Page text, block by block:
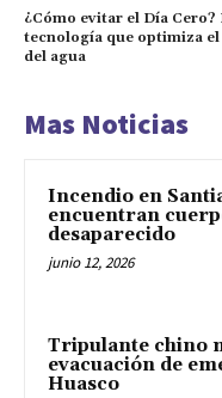
¿Cómo evitar el Día Cero?
tecnología que optimiza el
del agua
Mas Noticias
Incendio en
encuentran
desaparecido
junio 12, 2026
Tripulante chino
evacuación de
Huasco